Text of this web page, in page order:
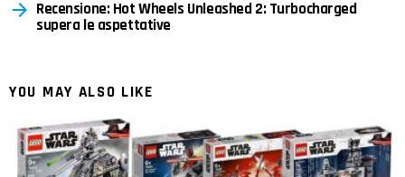
Recensione: Hot Wheels Unleashed 2: Turbocharged
supera le aspettative
YOU MAY ALSO LIKE